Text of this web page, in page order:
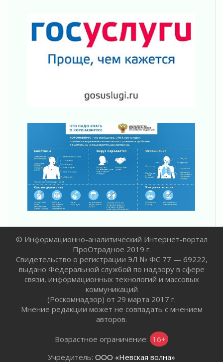
02 августа 2026
«Активное лето»
Ленобласть отметила заслуги жителей перед
Ладога — не пруд
Ленинградской области о неоплаченных
02 августа 2026
Пропавшего подростка нашли в Кировском
районе Ленобласти
02 августа 2026
Жителям Ленобласти напомнили, как
действовать при укусе клеща
граждан Ленинградской области
Готовность №1
02 августа 2026
Километровые столбы «Дороги жизни»
отправили на реставрацию
02 августа 2026
Ленобласть внедрила передовую подготовку
02 августа 2026
В Ивангороде появилась «Избушка-
© Информационно-аналитический Интернет-портал
ПроОтрадное 2019 г.
Свидетельство о регистрации ЭЛ № ФС 77 — 69222,
выдано Федеральной службой по надзору в сфере
связи, информационных технологий и массовых
коммуникаций
(Роскомнадзор) от 29 марта 2017 г.
Мнение редакции может не совпадать с мнением
авторов.
Возрастное ограничение: 16+
Учредитель: ООО «Невская волна»